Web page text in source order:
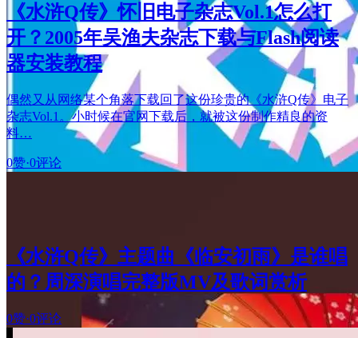
《水浒Q传》怀旧电子杂志Vol.1怎么打
开？2005年吴渔夫杂志下载与Flash阅读
器安装教程
偶然又从网络某个角落下载回了这份珍贵的《水浒Q传》电子
杂志Vol.1。小时候在官网下载后，就被这份制作精良的资
料…
0赞·0评论
《水浒Q传》主题曲《临安初雨》是谁唱
的？周深演唱完整版MV及歌词赏析
0赞·0评论